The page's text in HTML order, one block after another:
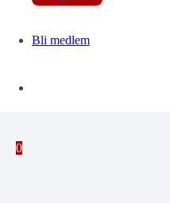
Bli medlem
0
Erik Allardt (1925–2020) var
sociologer. Genom sina
integration formade han
bland annat för varför